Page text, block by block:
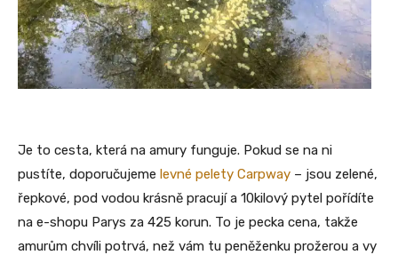
Je to cesta, která na amury funguje. Pokud se na ni
pustíte, doporučujeme levné pelety Carpway – jsou zelené,
řepkové, pod vodou krásně pracují a 10kilový pytel pořídíte
na e-shopu Parys za 425 korun. To je pecka cena, takže
amurům chvíli potrvá, než vám tu peněženku prožerou a vy